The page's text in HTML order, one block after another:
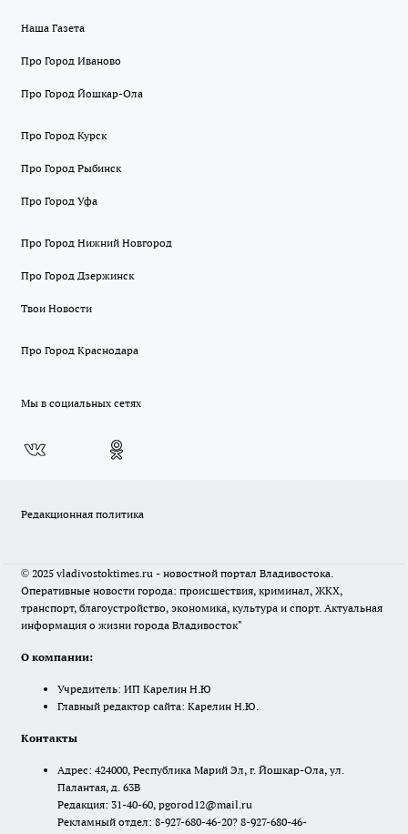
Наша Газета
Про Город Иваново
Про Город Йошкар-Ола
Про Город Курск
Про Город Рыбинск
Про Город Уфа
Про Город Нижний Новгород
Про Город Дзержинск
Твои Новости
Про Город Краснодара
Мы в социальных сетях
Редакционная политика
© 2025 vladivostoktimes.ru - новостной портал Владивостока.
Оперативные новости города: происшествия, криминал, ЖКХ,
транспорт, благоустройство, экономика, культура и спорт. Актуальная
информация о жизни города Владивосток"
О компании:
Учредитель: ИП Карелин Н.Ю
Главный редактор сайта: Карелин Н.Ю.
Контакты
Адрес: 424000, Республика Марий Эл, г. Йошкар-Ола, ул.
Палантая, д. 63В
Редакция: 31-40-60, pgorod12@mail.ru
Рекламный отдел: 8-927-680-46-20? 8-927-680-46-